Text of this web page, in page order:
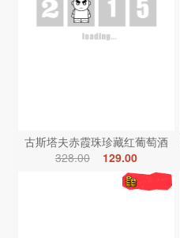
古斯塔夫赤霞珠珍藏红葡萄酒
328.00
129.00